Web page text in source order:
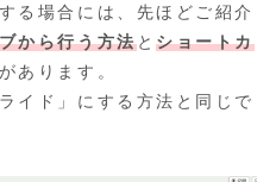
る場合には、先ほどご紹介
から行う方法とショートカ
あります。
イド」にする方法と同じで